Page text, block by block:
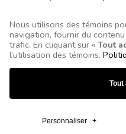
Tous droits
médias - Conception
Nous utilisons des témoins
navigation, fournir du
trafic. En cliquant sur « Tout
l’utilisation des témoins.
Personnaliser +
Tout